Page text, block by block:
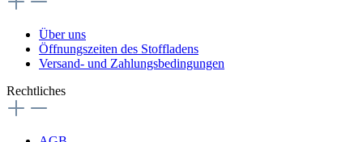
Über uns
Öffnungszeiten des Stoffladens
Versand- und Zahlungsbedingungen
Rechtliches